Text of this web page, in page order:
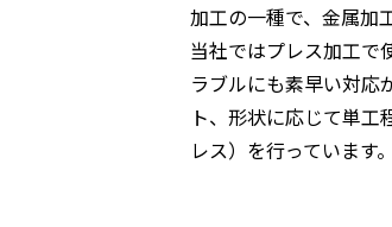
加工の一種で、金属加
当社ではプレス加工で
ラブルにも素早い対応
ト、形状に応じて単
レス）を行っています。